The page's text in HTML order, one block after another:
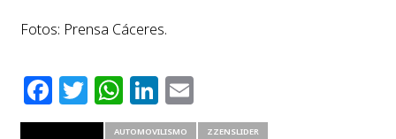
Fotos: Prensa Cáceres.
Facebook
Twitter
WhatsApp
LinkedIn
Email
AUTOMOVILISMO ZZENSLIDER